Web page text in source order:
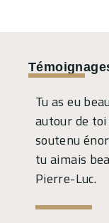
Tu as eu
autour de
soutenu
tu aimais
Pierre-Luc.